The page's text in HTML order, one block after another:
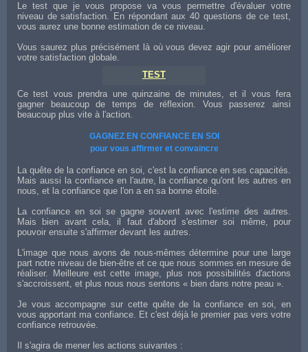
Le test que je vous propose va vous permettre d'évaluer votre
niveau de satisfaction. En répondant aux 40 questions de ce test,
vous aurez une bonne estimation de ce niveau.
Vous saurez plus précisément là où vous devez agir pour améliorer
votre satisfaction globale.
TEST
Ce test vous prendra une quinzaine de minutes, et il vous fera
gagner beaucoup de temps de réflexion. Vous passerez ainsi
beaucoup plus vite à l'action.
GAGNEZ EN CONFIANCE EN SOI
pour vous affirmer et convaincre
La quête de la confiance en soi, c'est la confiance en ses capacités.
Mais aussi la confiance en l'autre, la confiance qu'ont les autres en
nous, et la confiance que l'on a en sa bonne étoile.
La confiance en soi se gagne souvent avec l'estime des autres.
Mais bien avant cela, il faut d'abord s'estimer soi même, pour
pouvoir ensuite s'affirmer devant les autres.
L'image que nous avons de nous-mêmes détermine pour une large
part notre niveau de bien-être et ce que nous sommes en mesure de
réaliser. Meilleure est cette image, plus nos possibilités d'actions
s'accroissent, et plus nous nous sentons « bien dans notre peau ».
Je vous accompagne sur cette quête de la confiance en soi, en
vous apportant ma confiance. Et c'est déjà le premier pas vers votre
confiance retrouvée.
Il s'agira de mener les actions suivantes :